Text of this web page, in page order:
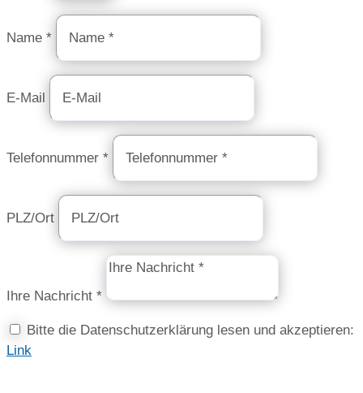
Name *
E-Mail
Telefonnummer *
PLZ/Ort
Ihre Nachricht *
Bitte die Datenschutzerklärung lesen und akzeptieren:
Link